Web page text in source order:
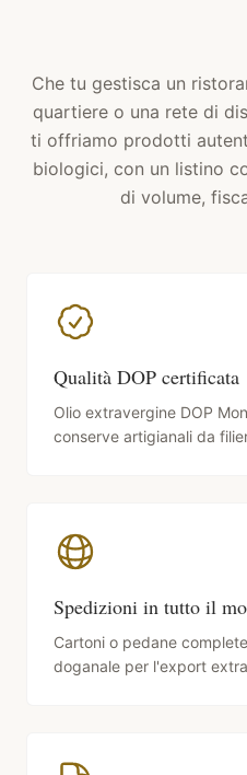
Che tu gestisca un
quartiere o una rete di
ti offriamo prodotti
biologici, con un listino
di volume,
Qualità DOP certificata
Olio extravergine DOP
conserve artigianali da
Spedizioni in tutto il
Cartoni o pedane
doganale per l'export